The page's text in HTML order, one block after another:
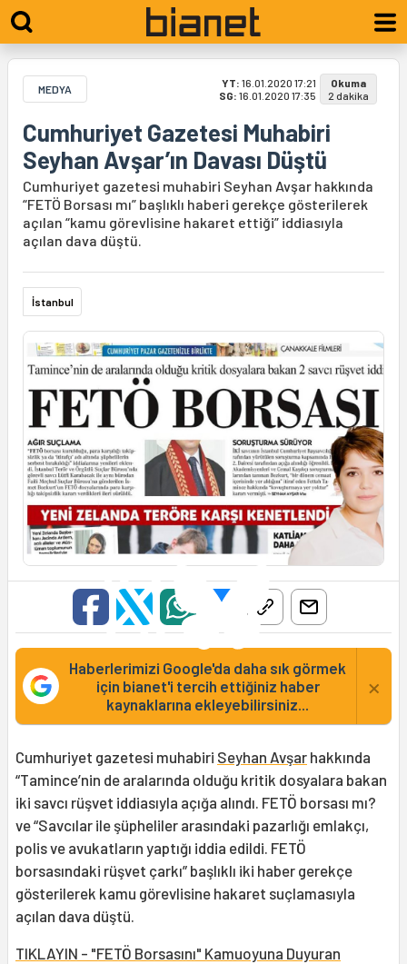
MEDYA YT: 16.01.2020 17:21
SG: 16.01.2020 17:35
Okuma
2 dakika
Cumhuriyet Gazetesi Muhabiri
Seyhan Avşar’ın Davası Düştü
Cumhuriyet gazetesi muhabiri Seyhan Avşar hakkında
“FETÖ Borsası mı” başlıklı haberi gerekçe gösterilerek
açılan “kamu görevlisine hakaret ettiği” iddiasıyla
açılan dava düştü.
İstanbul
Haberlerimizi Google'da daha sık görmek
için bianet'i tercih ettiğiniz haber
kaynaklarına ekleyebilirsiniz...
×
Cumhuriyet gazetesi muhabiri Seyhan Avşar hakkında
“Tamince’nin de aralarında olduğu kritik dosyalara bakan
iki savcı rüşvet iddiasıyla açığa alındı. FETÖ borsası mı?
ve “Savcılar ile şüpheliler arasındaki pazarlığı emlakçı,
polis ve avukatların yaptığı iddia edildi. FETÖ
borsasındaki rüşvet çarkı” başlıklı iki haber gerekçe
gösterilerek kamu görevlisine hakaret suçlamasıyla
açılan dava düştü.
TIKLAYIN - "FETÖ Borsasını" Kamuoyuna Duyuran